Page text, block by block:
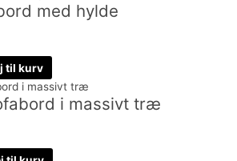
med hylde
til kurv
i massivt træ